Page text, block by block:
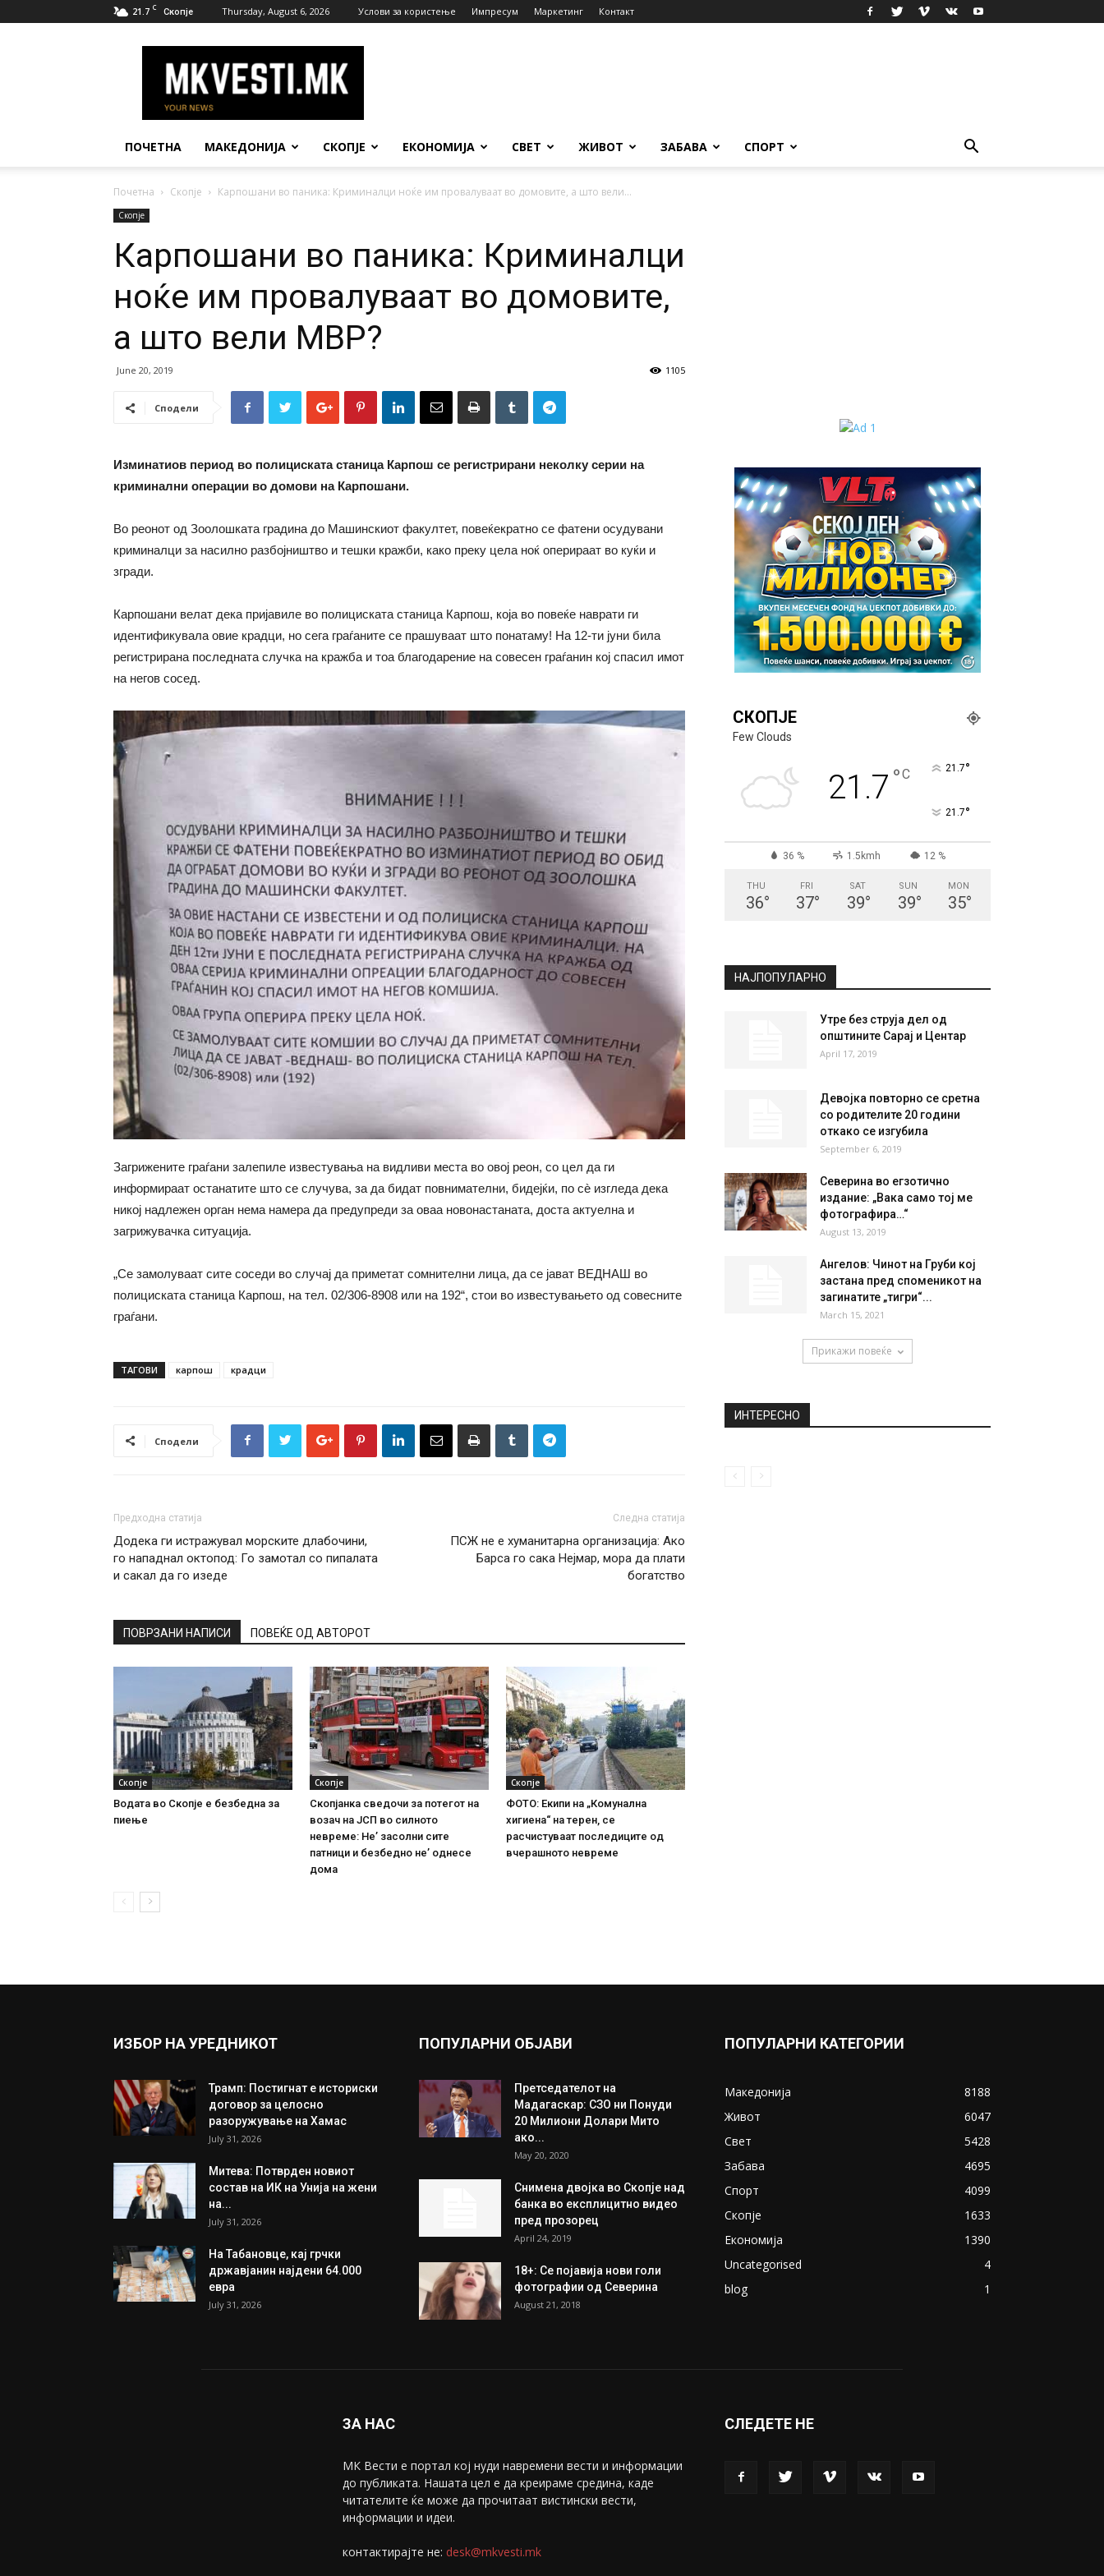
21.7 C Скопје Thursday, August 6, 2026 Услови за користење Импресум Маркетинг Контакт
Вести
ПОЧЕТНА МАКЕДОНИЈА СКОПЈЕ ЕКОНОМИЈА СВЕТ ЖИВОТ ЗАБАВА СПОРТ
Почетна Скопје Карпошани во паника: Криминалци ноќе им провалуваат во домовите, а што вели...
Скопје
Карпошани во паника: Криминалци
ноќе им провалуваат во домовите,
а што вели МВР?
June 20, 2019 1105
Сподели
Изминатиов период во полициската станица Карпош се регистрирани неколку серии на
криминални операции во домови на Карпошани.
Во реонот од Зоолошката градина до Машинскиот факултет, повеќекратно се фатени осудувани
криминалци за насилно разбојништво и тешки кражби, како преку цела ноќ оперираат во куќи и
згради.
Карпошани велат дека пријавиле во полициската станица Карпош, која во повеќе наврати ги
идентификувала овие крадци, но сега граѓаните се прашуваат што понатаму! На 12-ти јуни била
регистрирана последната случка на кражба и тоа благодарение на совесен граѓанин кој спасил имот
на негов сосед.
Загрижените граѓани залепиле известувања на видливи места во овој реон, со цел да ги
информираат останатите што се случува, за да бидат повнимателни, бидејќи, по сè изгледа дека
никој надлежен орган нема намера да предупреди за оваа новонастаната, доста актуелна и
загрижувачка ситуација.
„Се замолуваат сите соседи во случај да приметат сомнителни лица, да се јават ВЕДНАШ во
полициската станица Карпош, на тел. 02/306-8908 или на 192“, стои во известувањето од совесните
граѓани.
ТАГОВИ карпош крадци
Сподели
Предходна статија
Додека ги истражувал морските длабочини,
го нападнал октопод: Го замотал со пипалата
и сакал да го изеде
Следна статија
ПСЖ не е хуманитарна организација: Ако
Барса го сака Нејмар, мора да плати
богатство
ПОВРЗАНИ НАПИСИ ПОВЕЌЕ ОД АВТОРОТ
Скопје
Водата во Скопје е безбедна за
пиење
Скопје
Скопјанка сведочи за потегот на
возач на ЈСП во силното
невреме: Не’ засолни сите
патници и безбедно не’ однесе
дома
Скопје
ФОТО: Екипи на „Комунална
хигиена“ на терен, се
расчистуваат последиците од
вчерашното невреме
СКОПЈЕ
21.7
1.5kmh
39° 39° 35°
Утре без струја дел од
општините Сарај и Центар
Девојка повторно се сретна
со родителите 20 години
откако се изгубила
September 6, 2019
August 13, 2019
ИЗБОР НА УРЕДНИКОТ
Трамп: Постигнат е историски
договор за целосно
разоружување на Хамас
July 31, 2026
Митева: Потврден новиот
состав на ИК на Унија на жени
на...
July 31, 2026
На Табановце, кај грчки
државјанин најдени 64.000
евра
July 31, 2026
ПОПУЛАРНИ ОБЈАВИ
Претседателот на
Мадагаскар: СЗО ни Понуди
20 Милиони Долари Мито
ако...
May 20, 2020
Снимена двојка во Скопје над
банка во експлицитно видео
пред прозорец
April 24, 2019
18+: Се појавија нови голи
фотографии од Северина
August 21, 2018
ПОПУЛАРНИ КАТЕГОРИИ
Македонија
8188
Живот
6047
Свет
5428
Забава
4695
Спорт
4099
Скопје
1633
Економија
1390
Uncategorised
4
blog
1
ЗА НАС
МК Вести е портал коj нуди навремени вести и информации
до публиката. Нашата цел е да креираме средина, каде
читателите ќе може да прочитаат вистински вести,
информации и идеи.
контактирајте не: desk@mkvesti.mk
СЛЕДЕТЕ НЕ